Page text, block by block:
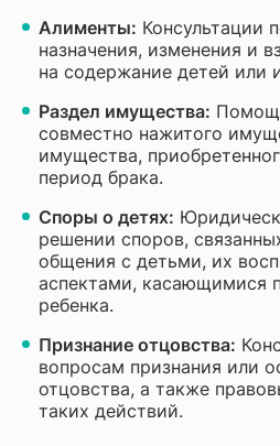
Алименты: Консультации
назначения, изменения и
на содержание детей или
Раздел имущества:
совместно нажитого
имущества,
период брака.
Споры о детях:
решении споров,
общения с детьми, их
аспектами, касающимися
ребенка.
Признание отцовства:
вопросам признания или
отцовства, а также
таких действий.